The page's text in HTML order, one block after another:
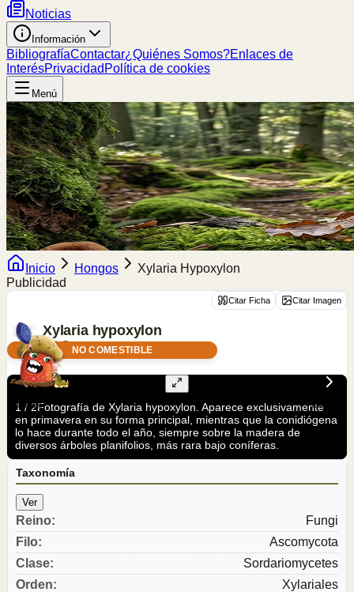
Noticias
Información
BibliografíaContactar¿Quiénes Somos?Enlaces de
InterésPrivacidad Política de cookies
Menú
Inicio Hongos
Xylaria Hypoxylon
Publicidad
Citar Ficha Citar Imagen
Xylaria hypoxylon
(L.) Grev.NO COMESTIBLE
1 / 2Fotografía de Xylaria hypoxylon. Aparece exclusivamente
en primavera en su forma principal, mientras que la conidiógena
lo hace durante todo el año, siempre sobre la madera de
diversos árboles planifolios, más rara bajo coníferas.
Taxonomía
Ver
Reino:
Fungi
Filo:
Ascomycota
Clase:
Sordariomycetes
Orden:
Xylariales